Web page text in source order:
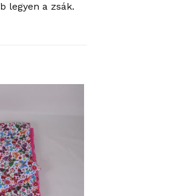
legyen a zsák.